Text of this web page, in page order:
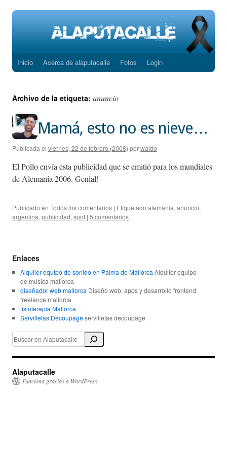
Saltar
contenido
Inicio Acerca de alaputacalle Fotos Login
Archivo de la etiqueta: anuncio
Mamá, esto no es nieve…
Publicada el viernes, 22 de febrero (2008) porwaldo
El Pollo envía esta publicidad que se emitió para los mundiales
de Alemania 2006. Genial!
Publicado en Todos los comentarios | Etiquetado alemania, anuncio,
argentina, publicidad, spot | 5 comentarios
Enlaces
Alquiler equipo de sonido en Palma de Mallorca Alquiler equipo
de música mallorca
diseñador web mallorca Diseño web, apps y desarrollo frontend
freelance mallorca
fisioterapia Mallorca
Servilletas Decoupageservilletas decoupage
Alaputacalle
Funciona gracias a WordPress.